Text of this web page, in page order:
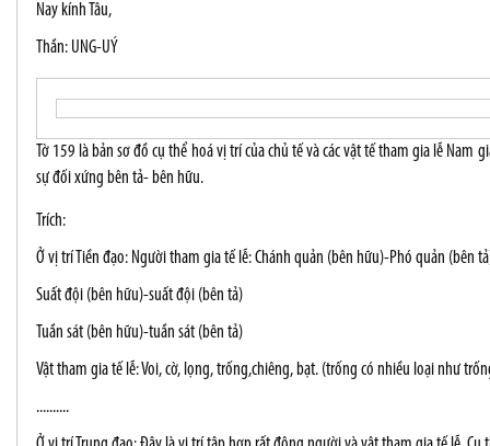
Nay kính Tâu,
Thần: UNG-UÝ
Tờ 159 là bản sơ đồ cụ thể hoá vị trí của chủ tế và các vật tế tham gia lễ Nam
sự đối xứng bên tả- bên hữu.
Trích:
Ở vị trí Tiền đạo: Người tham gia tế lễ: Chánh quản (bên hữu)-Phó quản (bên
Suất đội (bên hữu)-suất đội (bên tả)
Tuần sát (bên hữu)-tuần sát (bên tả)
Vật tham gia tế lễ: Voi, cờ, lọng, trống,chiêng, bạt. (trống có nhiều loại như
..........